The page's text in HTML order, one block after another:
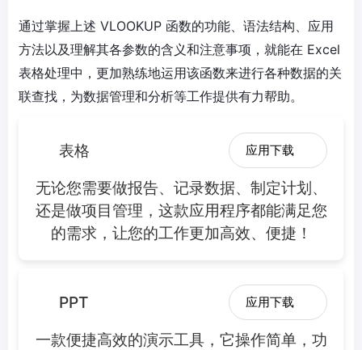
通过掌握上述 VLOOKUP 函数的功能、语法结构、应用
方法以及理解其各参数的含义和注意事项，就能在 Excel
表格处理中，更加熟练地运用该函数来进行各种数据的关
联查找，为数据管理和分析等工作提供有力帮助。
表格 应用下载
无论您需要做报告、记录数据、制定计划、
还是做项目管理，这款应用程序都能满足您
的需求，让您的工作更加高效、便捷！
PPT 应用下载
一款便捷高效的演示工具，它操作简单，功